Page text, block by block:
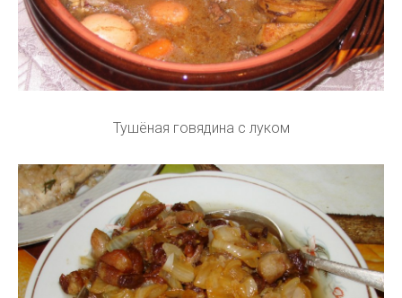
Тушёная говядина с луком